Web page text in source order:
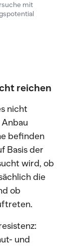
mit
reichen
nicht
befinden
Basis der
wird, ob
die
ob
und